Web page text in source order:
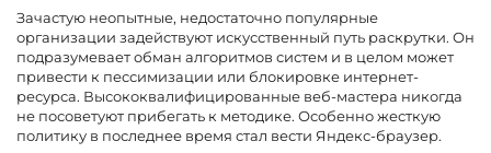
Зачастую неопытные, недостаточно популярные
организации задействуют искусственный путь раскрутки. Он
подразумевает обман алгоритмов систем и в целом может
привести к пессимизации или блокировке интернет-
ресурса. Высококвалифицированные веб-мастера никогда
не посоветуют прибегать к методике. Особенно жесткую
политику в последнее время стал вести Яндекс-браузер.